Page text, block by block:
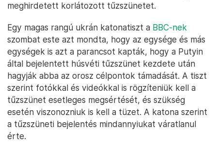
meghirdetett korlátozott tűzszünetet.
Egy magas rangú ukrán katonatiszt a BBC-nek
szombat este azt mondta, hogy az egysége és más
egységek is azt a parancsot kapták, hogy a Putyin
által bejelentett húsvéti tűzszünet kezdete után
hagyják abba az orosz célpontok támadását. A tiszt
szerint fotókkal és videókkal is rögzíteniük kell a
tűzszünet esetleges megsértését, és szükség
esetén viszonozniuk is kell a tüzet. A katona szerint
a tűzszüneti bejelentés mindannyiukat váratlanul
érte.